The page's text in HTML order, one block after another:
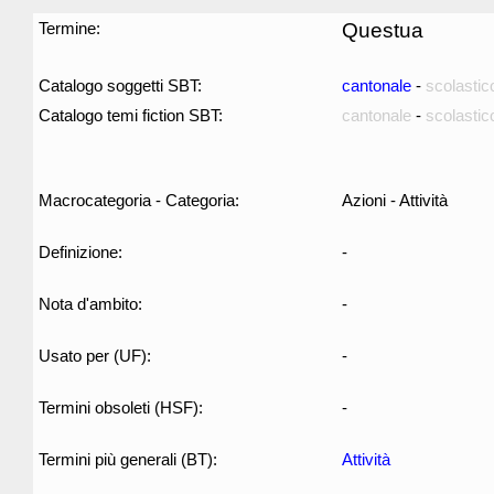
Termine: Questua
Catalogo soggetti SBT: cantonale -
Catalogo temi fiction SBT:
cantonale -
Macrocategoria - Categoria: Azioni - Attività
Definizione: -
Nota d'ambito: -
Usato per (UF): -
Termini obsoleti (HSF): -
Termini più generali (BT): Attività